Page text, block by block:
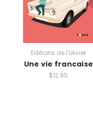
Editions de l'olivier
Une vie francaise
$12.95